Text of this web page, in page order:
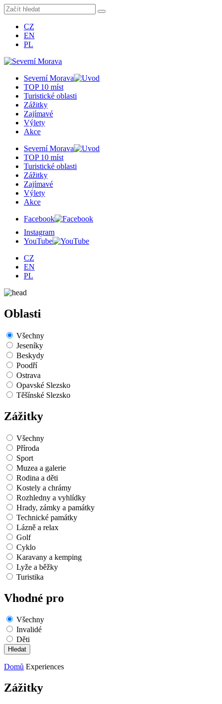
CZ
EN
PL
Severní Morava
TOP 10 míst
Turistické oblasti
Zážitky
Zajímavé
Výlety
Akce
Severní Morava
TOP 10 míst
Turistické oblasti
Zážitky
Zajímavé
Výlety
Akce
Facebook
Instagram
YouTube
CZ
EN
PL
Oblasti
Všechny
Jeseníky
Beskydy
Poodří
Ostrava
Opavské Slezsko
Těšínské Slezsko
Zážitky
Všechny
Příroda
Sport
Muzea a galerie
Rodina a děti
Kostely a chrámy
Rozhledny a vyhlídky
Hrady, zámky a památky
Technické památky
Lázně a relax
Golf
Cyklo
Karavany a kemping
Lyže a běžky
Turistika
Vhodné pro
Všechny
Invalidé
Děti
Domů Experiences
Zážitky